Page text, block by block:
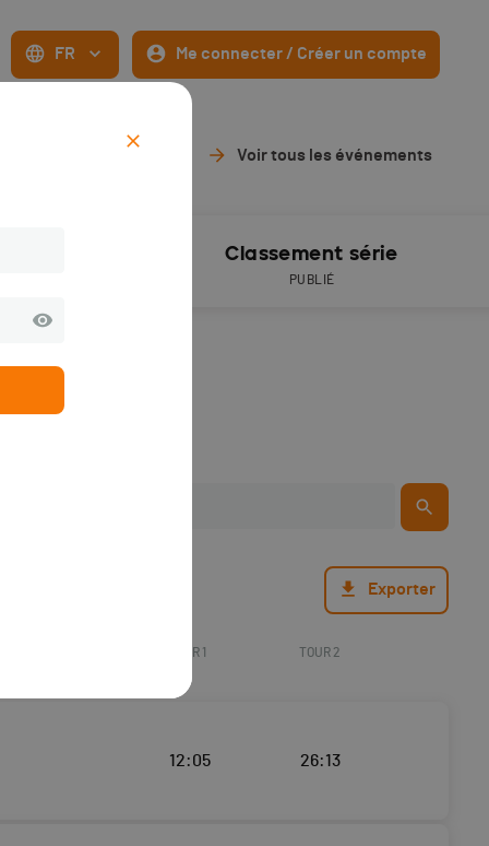
FR Me connecter / Créer un compte
Voir tous les événements
Classement série
PUBLIÉ
Exporter
TOUR 1 TOUR 2
12:05 26:13